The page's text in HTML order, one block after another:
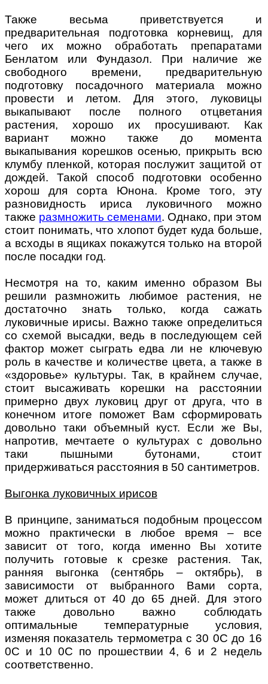
Также весьма приветствуется и
предварительная подготовка корневищ, для
чего их можно обработать препаратами
Бенлатом или Фундазол. При наличие же
свободного времени, предварительную
подготовку посадочного материала можно
провести и летом. Для этого, луковицы
выкапывают после полного отцветания
растения, хорошо их просушивают. Как
вариант можно также до момента
выкапывания корешков осенью, прикрыть всю
клумбу пленкой, которая послужит защитой от
дождей. Такой способ подготовки особенно
хорош для сорта Юнона. Кроме того, эту
разновидность ириса луковичного можно
также размножить семенами. Однако, при этом
стоит понимать, что хлопот будет куда больше,
а всходы в ящиках покажутся только на второй
после посадки год.
Несмотря на то, каким именно образом Вы
решили размножить любимое растения, не
достаточно знать только, когда сажать
луковичные ирисы. Важно также определиться
со схемой высадки, ведь в последующем сей
фактор может сыграть едва ли не ключевую
роль в качестве и количестве цвета, а также в
«здоровье» культуры. Так, в крайнем случае,
стоит высаживать корешки на расстоянии
примерно двух луковиц друг от друга, что в
конечном итоге поможет Вам сформировать
довольно таки объемный куст. Если же Вы,
напротив, мечтаете о культурах с довольно
таки пышными бутонами, стоит
придерживаться расстояния в 50 сантиметров.
Выгонка луковичных ирисов
В принципе, заниматься подобным процессом
можно практически в любое время – все
зависит от того, когда именно Вы хотите
получить готовые к срезке растения. Так,
ранняя выгонка (сентябрь – октябрь), в
зависимости от выбранного Вами сорта,
может длиться от 40 до 65 дней. Для этого
также довольно важно соблюдать
оптимальные температурные условия,
изменяя показатель термометра с 30 0С до 16
0С и 10 0С по прошествии 4, 6 и 2 недель
соответственно.